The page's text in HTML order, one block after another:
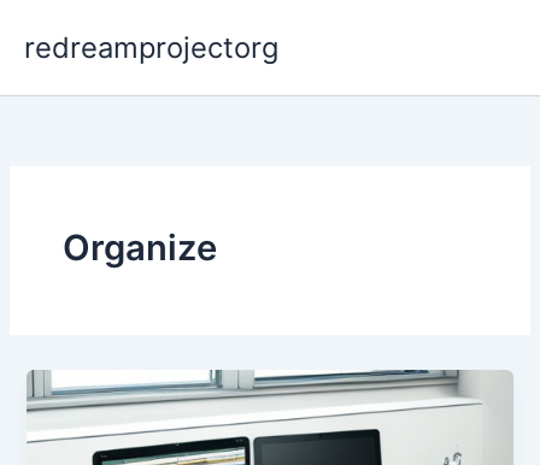
redreamprojectorg
Organize